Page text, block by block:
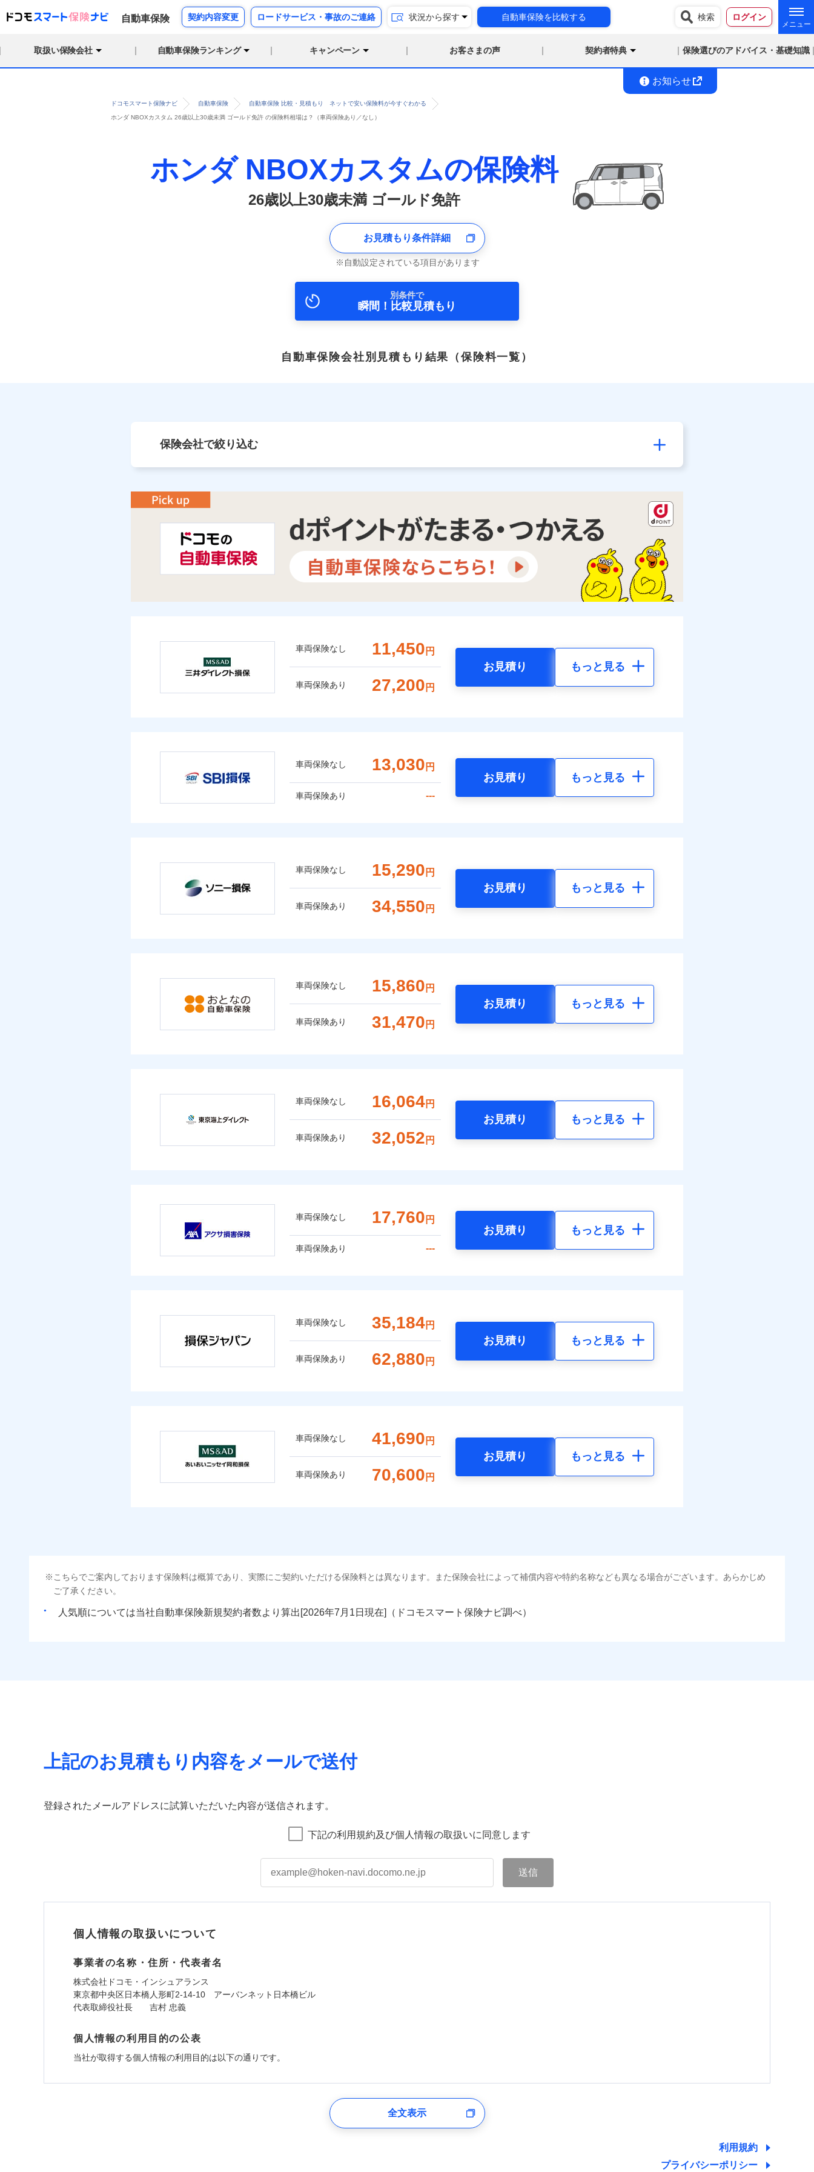
自動車保険 契約内容変更 ロードサービス・事故のご連絡 状況から探す 自動車保険を比較する 検索 ログイン
取扱い保険会社 自動車保険ランキング キャンペーン お客さまの声 契約者特典 保険選びのアドバイス・基礎知識
お知らせ
ドコモスマート保険ナビ 自動車保険 自動車保険 比較・見積もり ネットで安い保険料が今すぐわかる
ホンダ NBOXカスタム 26歳以上30歳未満 ゴールド免許 の保険料相場は？（車両保険あり／なし）
ホンダ NBOXカスタムの保険料
26歳以上30歳未満 ゴールド免許
お見積もり条件詳細
自動設定されている項目があります
別条件で
瞬間！比較見積もり
自動車保険会社別見積もり結果 （保険料一覧）
保険会社で絞り込む
車両保険なし 11,450 円
車両保険あり 27,200 円
お見積り もっと見る
車両保険なし 13,030 円
車両保険あり ---
お見積り もっと見る
車両保険なし 15,290 円
車両保険あり 34,550 円
お見積り もっと見る
車両保険なし 15,860 円
車両保険あり 31,470 円
お見積り もっと見る
車両保険なし 16,064円
車両保険あり 32,052 円
お見積り もっと見る
車両保険なし 17,760 円
車両保険あり ---
お見積り もっと見る
車両保険なし 35,184円
車両保険あり 62,880 円
お見積り もっと見る
車両保険なし 41,690 円
車両保険あり 70,600 円
お見積り もっと見る
こちらでご案内しております保険料は概算であり、実際にご契約いただける保険料とは異なります。また保険会社によって補償内容や特約名称なども異なる場合がございます。あらかじめ
ご了承ください。
人気順については当社 新規契約者数より算出[ 年 月 日現在]（ドコモスマート保険ナビ調べ）
上記のお見積もり内容をメールで送付
登録されたメールアドレスに試算いただいた内容が送信されます。
下記の利用規約及び個人情報の取扱いに同意します
個人情報の取扱いについて
事業者の名称・住所・代表者名
株式会社ドコモ・インシュアランス
東京都中央区日本橋人形町2-14-10 アーバンネット日本橋ビル
代表取締役社長 吉村 忠義
個人情報の利用目的の公表
当社が取得する個人情報の利用目的は以下の通りです。
郵便、電話、およびＥメール等により、当社と取引のあるもしくは委託を受けている保険会社・提携会社の保険その他に関する情報を提供し、金融商品等の契約を勧奨するた
め、また維持管理等の委託業務遂行のため、またそれらに付帯、関連する当社および提携会社のサービスを案内、提供するため
全文表示
利用規約
プライバシーポリシー